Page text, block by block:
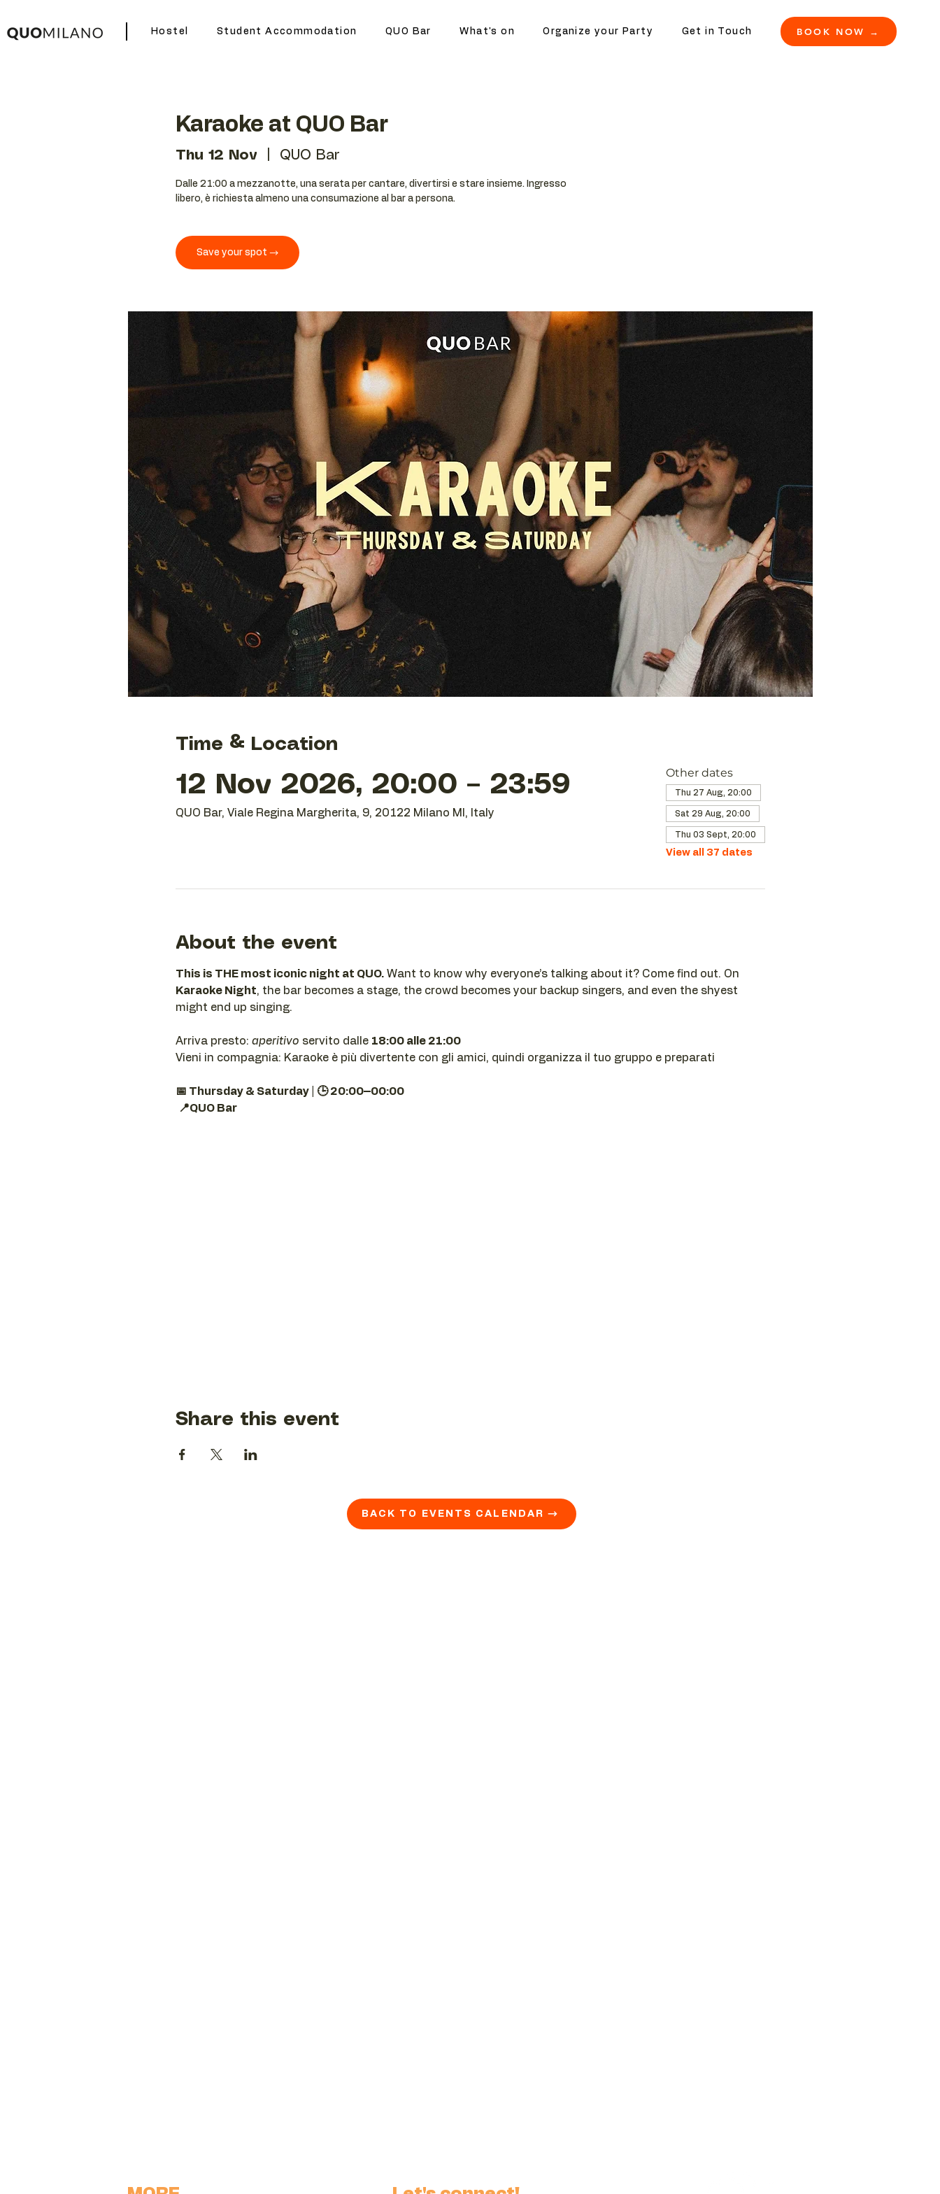
Hostel Student Accommodation QUO Bar What's on Organize your Party Get in Touch BOOK NOW →
Karaoke at QUO Bar
Thu 12 Nov QUO Bar
Dalle 21:00 a mezzanotte, una serata per cantare, divertirsi e stare insieme. Ingresso
libero, è richiesta almeno una consumazione al bar a persona.
Save your spot →
Time & Location
12 Nov 2026, 20:00 – 23:59
QUO Bar, Viale Regina Margherita, 9, 20122 Milano MI, Italy
Other dates
Thu 27 Aug, 20:00
Sat 29 Aug, 20:00
Thu 03 Sept, 20:00
View all 37 dates
About the event
This is THE most iconic night at QUO. Want to know why everyone’s talking about it? Come find out. On
Karaoke Night, the bar becomes a stage, the crowd becomes your backup singers, and even the shyest
might end up singing.
Arriva presto: aperitivo servito dalle 18:00 alle 21:00
Vieni in compagnia: Karaoke è più divertente con gli amici, quindi organizza il tuo gruppo e preparati
📅 Thursday & Saturday | 🕒 20:00–00:00
📍QUO Bar
Share this event
BACK TO EVENTS CALENDAR →